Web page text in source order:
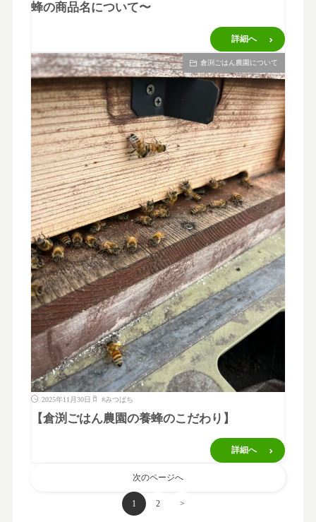
蜂の商品名について〜
詳細へ
倉渕ごはん農園について
2025年11月30日 #みつばち
【倉渕ごはん農園の養蜂のこだわり】
詳細へ
次のページへ
1 2 >